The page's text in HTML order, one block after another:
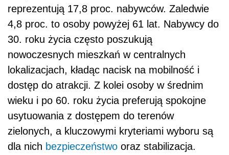
reprezentują 17,8 proc. nabywców. Zaledwie
4,8 proc. to osoby powyżej 61 lat. Nabywcy do
30. roku życia często poszukują
nowoczesnych mieszkań w centralnych
lokalizacjach, kładąc nacisk na mobilność i
dostęp do atrakcji. Z kolei osoby w średnim
wieku i po 60. roku życia preferują spokojne
usytuowania z dostępem do terenów
zielonych, a kluczowymi kryteriami wyboru są
dla nich bezpieczeństwo oraz stabilizacja.